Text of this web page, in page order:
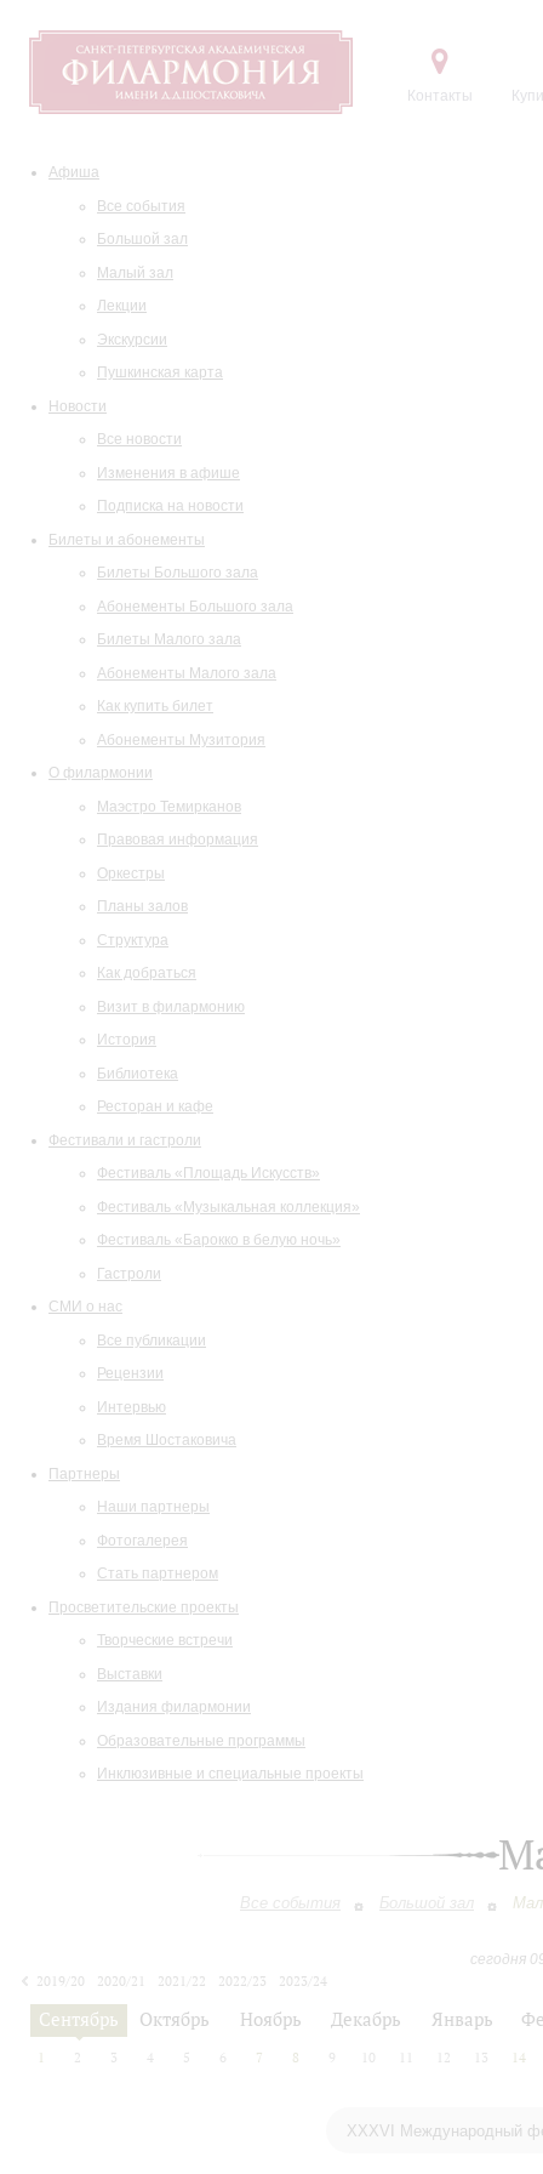
Контакты
Афиша
Все события
Большой зал
Малый зал
Лекции
Экскурсии
Пушкинская карта
Новости
Все новости
Изменения в афише
Подписка на новости
Билеты и абонементы
Билеты Большого зала
Абонементы Большого зала
Билеты Малого зала
Абонементы Малого зала
Как купить билет
Абонементы Музитория
О филармонии
Маэстро Темирканов
Правовая информация
Оркестры
Планы залов
Структура
Как добраться
Визит в филармонию
История
Библиотека
Ресторан и кафе
Фестивали и гастроли
Фестиваль «Площадь Искусств»
Фестиваль «Музыкальная коллекция»
Фестиваль «Барокко в белую ночь»
Гастроли
СМИ о нас
Все публикации
Рецензии
Интервью
Время Шостаковича
Партнеры
Наши партнеры
Фотогалерея
Стать партнером
Просветительские проекты
Творческие встречи
Выставки
Издания филармонии
Образовательные программы
Инклюзивные и специальные проекты
Все события Большой зал
сегодня
2019/20
2020/21 2021/22 2022/23
2023/24
2024/25
2025/26
Сентябрь Октябрь Ноябрь Декабрь Январь
1 2 3 4 5 6 7 8 9 10 12 13 14
XXXVI Международный